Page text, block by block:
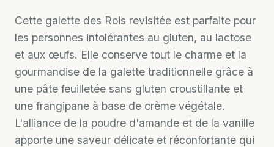
Cette galette des Rois revisitée est parfaite pour
les personnes intolérantes au gluten, au lactose
et aux œufs. Elle conserve tout le charme et la
gourmandise de la galette traditionnelle grâce à
une pâte feuilletée sans gluten croustillante et
une frangipane à base de crème végétale.
L'alliance de la poudre d'amande et de la vanille
apporte une saveur délicate et réconfortante qui